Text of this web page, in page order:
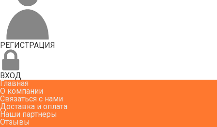
РЕГИСТРАЦИЯ
ВХОД
Главная
О компании
Связаться с нами
Доставка и оплата
Наши партнеры
Отзывы